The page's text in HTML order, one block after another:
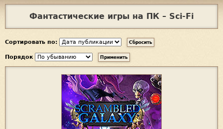
Фантастические игры на ПК – Sci-Fi
Сортировать по:
Порядок